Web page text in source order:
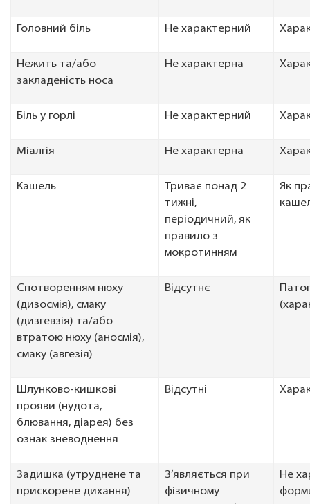
Головний біль Не характерний
Нежить та/або
закладеність носа
Не характерна
Біль у горлі Не характерний
Міалгія Не характерна
Кашель
Триває понад 2
тижні,
періодичний, як
правило з
мокротинням
Як
Спотворенням нюху
(дизосмія), смаку
(дизгевзія) та/або
втратою нюху (аносмія),
смаку (авгезія)
Відсутнє
Шлунково-кишкові
прояви (нудота,
блювання, діарея) без
ознак зневоднення
Відсутні
Задишка (утруднене та
прискорене дихання)
З’являється при
фізичному
Не